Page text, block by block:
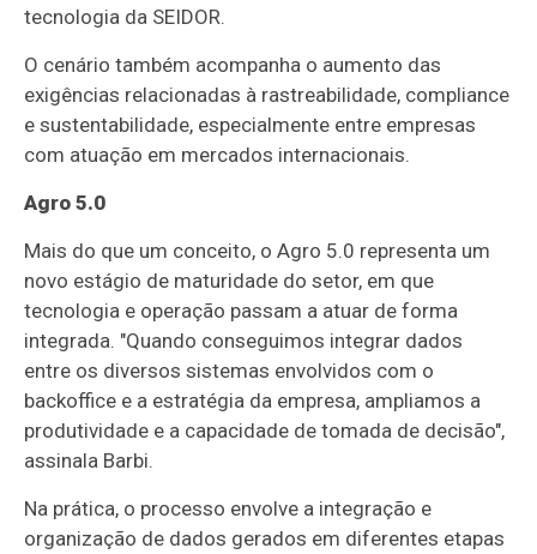
tecnologia da SEIDOR.
O cenário também acompanha o aumento das
exigências relacionadas à rastreabilidade, compliance
e sustentabilidade, especialmente entre empresas
com atuação em mercados internacionais.
Agro 5.0
Mais do que um conceito, o Agro 5.0 representa um
novo estágio de maturidade do setor, em que
tecnologia e operação passam a atuar de forma
integrada. "Quando conseguimos integrar dados
entre os diversos sistemas envolvidos com o
backoffice e a estratégia da empresa, ampliamos a
produtividade e a capacidade de tomada de decisão",
assinala Barbi.
Na prática, o processo envolve a integração e
organização de dados gerados em diferentes etapas